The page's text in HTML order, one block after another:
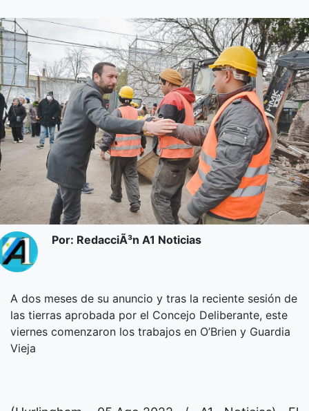
Por: RedacciÃ³n A1 Noticias
A dos meses de su anuncio y tras la reciente sesión de
las tierras aprobada por el Concejo Deliberante, este
viernes comenzaron los trabajos en O’Brien y Guardia
Vieja